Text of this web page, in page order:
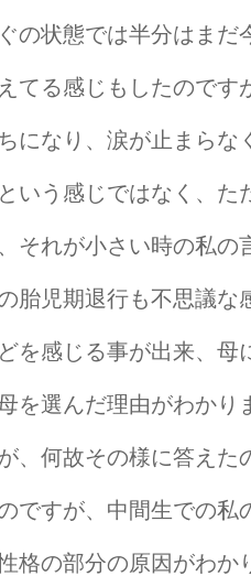
の状態では半分はま
てる感じもしたので
になり、涙が止まら
いう感じではなく、
それが小さい時の私の
胎児期退行も不思議
を感じる事が出来、
を選んだ理由がわか
、何故その様に答え
ですが、中間生での私
格の部分の原因がわ